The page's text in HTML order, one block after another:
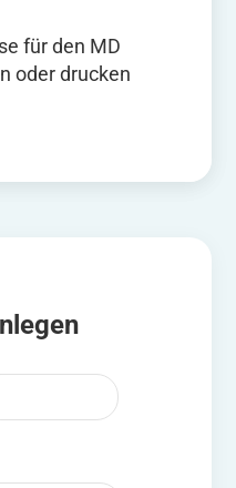
für den MD
oder drucken